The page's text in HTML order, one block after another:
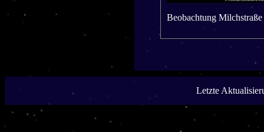
Beobachtung
Letzte